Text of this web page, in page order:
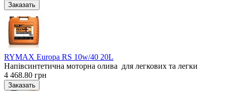
RYMAX Europa RS 10w/40 20L
Напівсинтетична моторна олива для легкових та легки
4 468.80 грн